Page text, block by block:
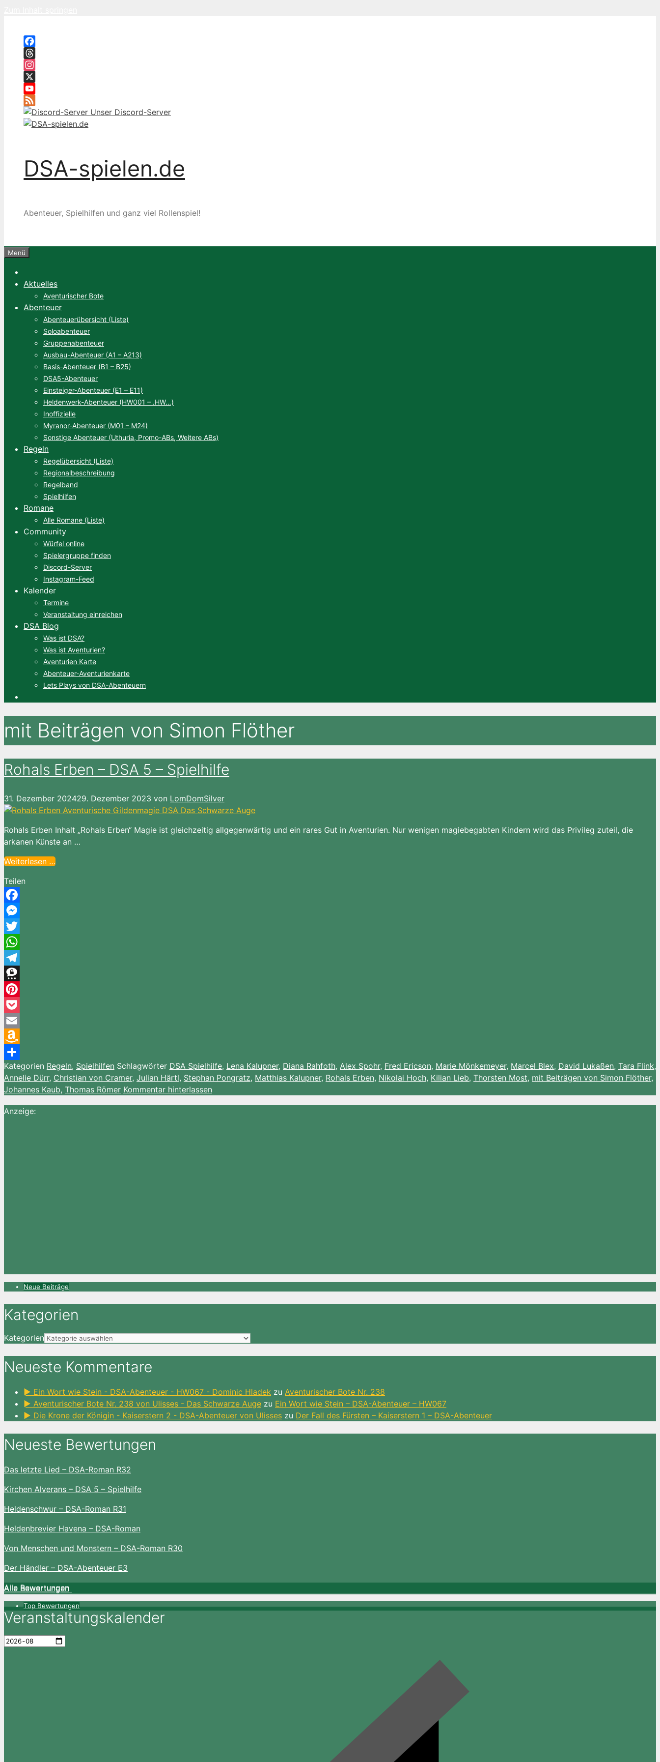
Facebook
Threads
Instagram
X
YouTube
Feed
Unser Discord-Server
DSA-spielen.de
Abenteuer, Spielhilfen und ganz viel Rollenspiel!
Menü
Aktuelles
Aventurischer Bote
Abenteuer
Abenteuerübersicht (Liste)
Soloabenteuer
Gruppenabenteuer
Ausbau-Abenteuer (A1 – A213)
Basis-Abenteuer (B1 – B25)
DSA5-Abenteuer
Einsteiger-Abenteuer (E1 – E11)
Heldenwerk-Abenteuer (HW001 – .HW…)
Inoffizielle
Myranor-Abenteuer (M01 – M24)
Sonstige Abenteuer (Uthuria, Promo-ABs, Weitere ABs)
Regeln
Regelübersicht (Liste)
Regionalbeschreibung
Regelband
Spielhilfen
Romane
Alle Romane (Liste)
Community
Würfel online
Spielergruppe finden
Discord-Server
Instagram-Feed
Kalender
Termine
Veranstaltung einreichen
DSA Blog
Was ist DSA?
Was ist Aventurien?
Aventurien Karte
Abenteuer-Aventurienkarte
Lets Plays von DSA-Abenteuern
mit Beiträgen von Simon Flöther
Rohals Erben – DSA 5 – Spielhilfe
31. Dezember 202429. Dezember 2023 von LomDomSilver
Rohals Erben Inhalt „Rohals Erben“ Magie ist gleichzeitig allgegenwärtig und ein rares Gut in Aventurien. Nur wenigen magiebegabten Kindern wird das Privileg zuteil, die
arkanen Künste an …
Weiterlesen …
Teilen
Facebook
Messenger
Twitter
WhatsApp
Telegram
Threema
Pinterest
Pocket
Email
Amazon
Wish
List
Teilen
Kategorien Regeln, Spielhilfen Schlagwörter DSA Spielhilfe, Lena Kalupner, Diana Rahfoth, Alex Spohr, Fred Ericson, Marie Mönkemeyer, Marcel Blex, David Lukaßen, Tara Flink,
Annelie Dürr, Christian von Cramer, Julian Härtl, Stephan Pongratz, Matthias Kalupner, Rohals Erben, Nikolai Hoch, Kilian Lieb, Thorsten Most, mit Beiträgen von Simon Flöther,
Johannes Kaub, Thomas Römer Kommentar hinterlassen
Anzeige:
Neue Beiträge
Kategorien
Kategorien
Neueste Kommentare
► Ein Wort wie Stein - DSA-Abenteuer - HW067 - Dominic Hladek zu Aventurischer Bote Nr. 238
► Aventurischer Bote Nr. 238 von Ulisses - Das Schwarze Auge zu Ein Wort wie Stein – DSA-Abenteuer – HW067
► Die Krone der Königin - Kaiserstern 2 - DSA-Abenteuer von Ulisses zu Der Fall des Fürsten – Kaiserstern 1 – DSA-Abenteuer
Neueste Bewertungen
Das letzte Lied – DSA-Roman R32
Kirchen Alverans – DSA 5 – Spielhilfe
Heldenschwur – DSA-Roman R31
Heldenbrevier Havena – DSA-Roman
Von Menschen und Monstern – DSA-Roman R30
Der Händler – DSA-Abenteuer E3
Alle Bewertungen
Top Bewertungen
Alle Bewertungen
Veranstaltungskalender